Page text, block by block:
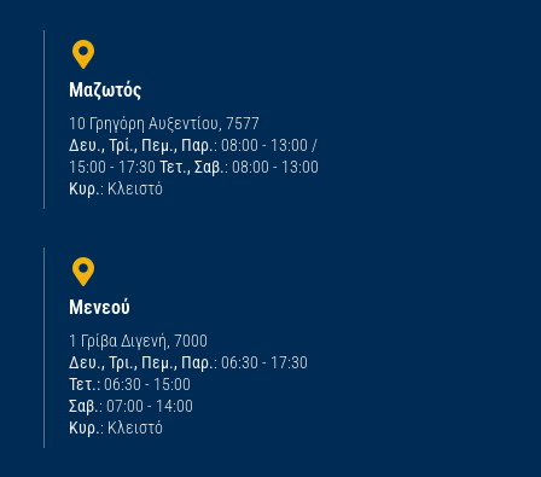
Μαζωτός
10 Γρηγόρη Αυξεντίου, 7577
Δευ., Τρί., Πεμ., Παρ.: 08:00 - 13:00 /
15:00 - 17:30 Τετ., Σαβ.: 08:00 - 13:00
Κυρ.: Κλειστό
Μενεού
1 Γρίβα Διγενή, 7000
Δευ., Τρι., Πεμ., Παρ.: 06:30 - 17:30
Τετ.:06:30 - 15:00
Σαβ.: 07:00 - 14:00
Κυρ.: Κλειστό